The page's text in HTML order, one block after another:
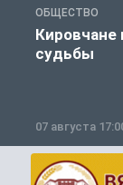
ОБЩЕСТВО
Кировчане
судьбы
07 августа